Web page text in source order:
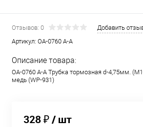
Отзывов: 0
Добавить
Артикул: OA-0760 A-A
Описание товара:
OA-0760 A-A Трубка тормозная d-4,75мм.
медь (WP-931)
328 ₽/ шт